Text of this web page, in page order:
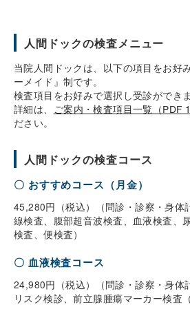
人間ドックの検査メニュー
当院人間ドックは、以下の項目をお好
ーメイド』制です。
検査項目をお好みで選択し受診ができま
詳細は、
ご案内・検査項目一覧（PDF
ださい。
人間ドックの検査コース
〇 おすすめコース（月金）
45,280円（税込）（問診・診察・身体
線検査、腹部超音波検査、血液検査、
検査、便検査）
〇 血液検査コース
24,980円（税込）（問診・診察・身体
リスク検診、前立腺腫瘍マーカー検査